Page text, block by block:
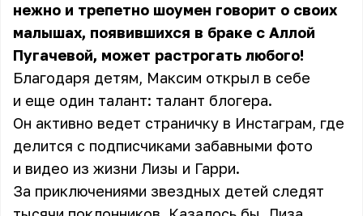
нежно и трепетно шоумен говорит о своих
малышах, появившихся в браке с Аллой
Пугачевой, может растрогать любого!
Благодаря детям, Максим открыл в себе
и еще один талант: талант блогера.
Он активно ведет страничку в Инстаграм, где
делится с подписчиками забавными фото
и видео из жизни Лизы и Гарри.
За приключениями звездных детей следят